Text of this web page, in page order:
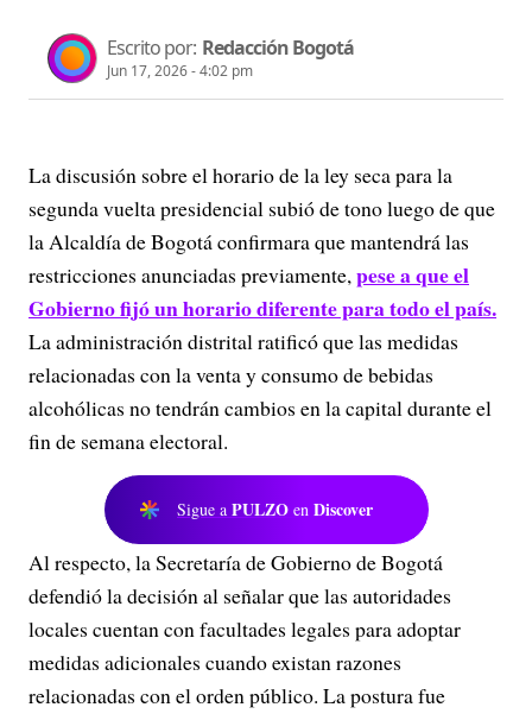
Escrito por: Redacción Bogotá
Jun 17, 2026 - 4:02 pm
La discusión sobre el horario de la ley seca para la
segunda vuelta presidencial subió de tono luego de que
la Alcaldía de Bogotá confirmara que mantendrá las
restricciones anunciadas previamente,pese a que el
Gobierno fijó un horario diferente para todo el país.
La administración distrital ratificó que las medidas
relacionadas con la venta y consumo de bebidas
alcohólicas no tendrán cambios en la capital durante el
fin de semana electoral.
Sigue a PULZO en Discover
Al respecto, la Secretaría de Gobierno de Bogotá
defendió la decisión al señalar que las autoridades
locales cuentan con facultades legales para adoptar
medidas adicionales cuando existan razones
relacionadas con el orden público. La postura fue